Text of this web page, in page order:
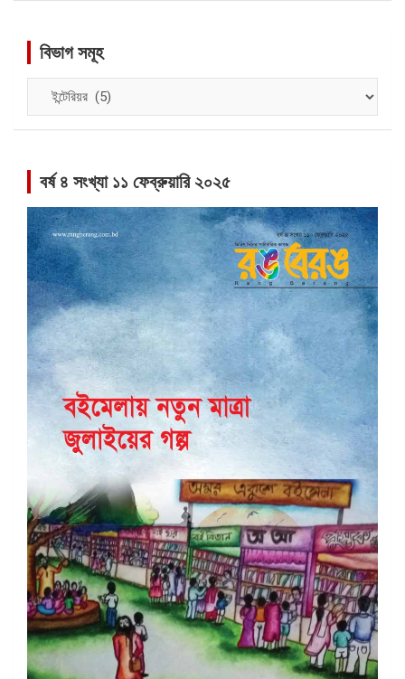
বিভাগ সমূহ
বর্ষ ৪ সংখ্যা ১১ ফেব্রুয়ারি ২০২৫